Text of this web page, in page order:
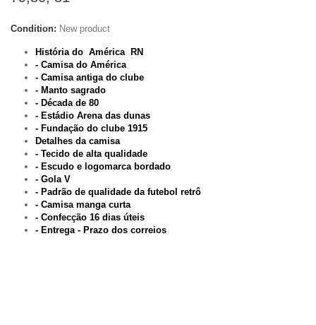
Condition: New product
História do América RN
- Camisa do América
- Camisa antiga do clube
- Manto sagrado
- Década de 80
- Estádio Arena das dunas
- Fundação do clube 1915
Detalhes da camisa
- Tecido de alta qualidade
- Escudo e logomarca bordado
- Gola V
- Padrão de qualidade da futebol retrô
- Camisa manga curta
- Confecção 16 dias úteis
- Entrega - Prazo dos correios